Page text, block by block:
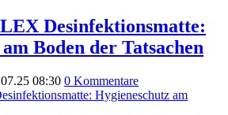
Desinfektionsmatte:
Boden der Tatsachen
08:30 0 Kommentare